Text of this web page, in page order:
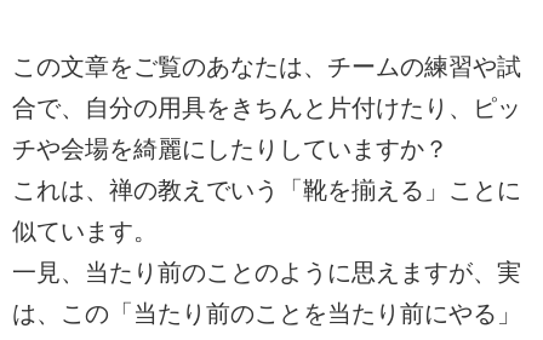
この文章をご覧のあなたは、チームの練習や試
合で、自分の用具をきちんと片付けたり、ピッ
チや会場を綺麗にしたりしていますか？
これは、禅の教えでいう「靴を揃える」ことに
似ています。
一見、当たり前のことのように思えますが、実
は、この「当たり前のことを当たり前にやる」